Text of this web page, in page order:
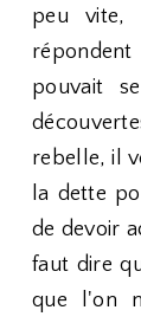
peu vite,
pouvait
rebelle, il
la dette
de devoir
faut dire
que l'on